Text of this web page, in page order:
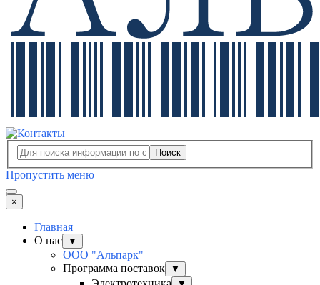
Поиск
Пропустить меню
×
Главная
О нас
▼
ООО "Альпарк"
Программа поставок
▼